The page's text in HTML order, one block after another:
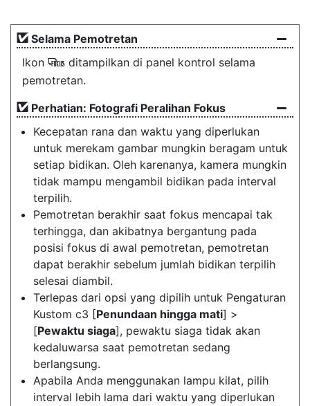
Selama Pemotretan
Ikon 9 ditampilkan di panel kontrol selama
pemotretan.
Perhatian: Fotografi Peralihan Fokus
Kecepatan rana dan waktu yang diperlukan
untuk merekam gambar mungkin beragam untuk
setiap bidikan. Oleh karenanya, kamera mungkin
tidak mampu mengambil bidikan pada interval
terpilih.
Pemotretan berakhir saat fokus mencapai tak
terhingga, dan akibatnya bergantung pada
posisi fokus di awal pemotretan, pemotretan
dapat berakhir sebelum jumlah bidikan terpilih
selesai diambil.
Terlepas dari opsi yang dipilih untuk Pengaturan
Kustom c3 [Penundaan hingga mati] >
[Pewaktu siaga], pewaktu siaga tidak akan
kedaluwarsa saat pemotretan sedang
berlangsung.
Apabila Anda menggunakan lampu kilat, pilih
interval lebih lama dari waktu yang diperlukan